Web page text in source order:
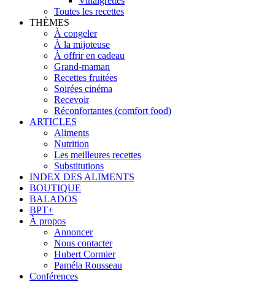
Toutes les recettes
THÈMES
À congeler
À la mijoteuse
À offrir en cadeau
Grand-maman
Recettes fruitées
Soirées cinéma
Recevoir
Réconfortantes (comfort food)
ARTICLES
Aliments
Nutrition
Les meilleures recettes
Substitutions
INDEX DES ALIMENTS
BOUTIQUE
BALADOS
BPT+
À propos
Annoncer
Nous contacter
Hubert Cormier
Paméla Rousseau
Conférences